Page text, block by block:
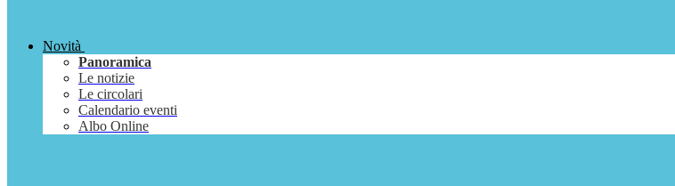
Novità
Panoramica
Le notizie
Le circolari
Calendario eventi
Albo Online